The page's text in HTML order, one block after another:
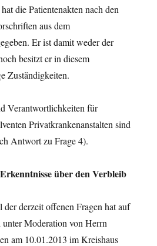
die Patientenakten nach den
aus dem
Er ist damit weder der
besitzt er in diesem
Zuständigkeiten.
Verantwortlichkeiten für
Privatkrankenanstalten sind
Antwort zu Frage 4).
über den Verbleib
derzeit offenen Fragen hat auf
Moderation von Herrn
am 10.01.2013 im Kreishaus